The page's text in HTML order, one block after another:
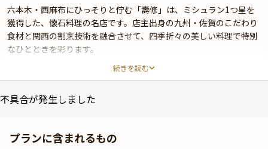
六本木・西麻布にひっそりと佇む「壽修」は、ミシュラン1つ星を
獲得した、懐石料理の名店です。店主出身の九州・佐賀のこだわり
食材と関西の割烹技術を融合させて、四季折々の美しい料理で特別
なひとときを彩ります。
お任せコース全9品。旬の食材をふんだんに使い、佐賀牛や新鮮な
からお任せの日本酒1種を楽しめるのも魅力の一つです。
続きを読む
不具合が発生しました
プランに含まれるもの